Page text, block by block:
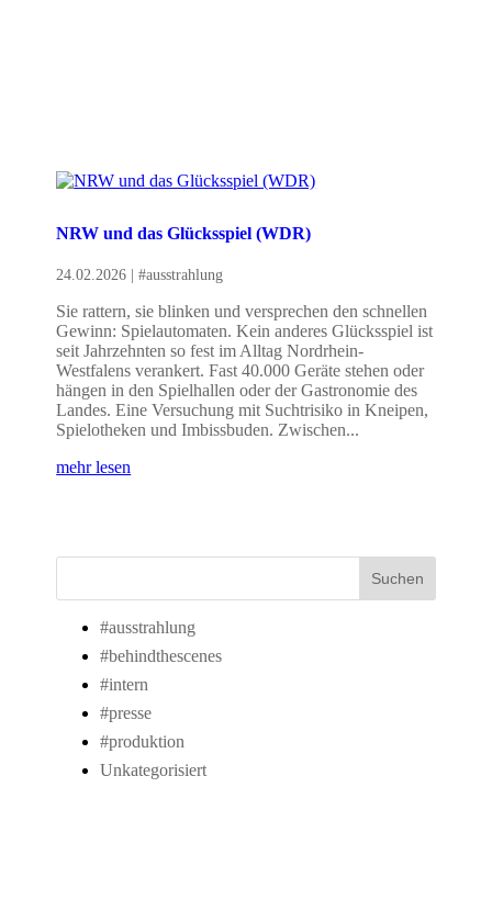
NRW und das Glücksspiel (WDR)
24.02.2026 |#ausstrahlung
Sie rattern, sie blinken und versprechen den schnellen
Gewinn: Spielautomaten. Kein anderes Glücksspiel ist
seit Jahrzehnten so fest im Alltag Nordrhein-
Westfalens verankert. Fast 40.000 Geräte stehen oder
hängen in den Spielhallen oder der Gastronomie des
Landes. Eine Versuchung mit Suchtrisiko in Kneipen,
Spielotheken und Imbissbuden. Zwischen...
mehr lesen
Suchen
#ausstrahlung
#behindthescenes
#intern
#presse
#produktion
Unkategorisiert